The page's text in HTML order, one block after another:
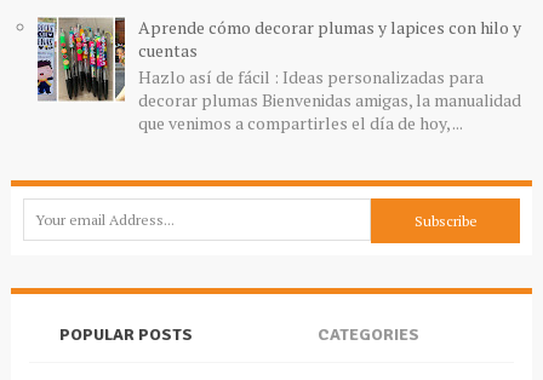
Aprende cómo decorar plumas y lapices con hilo y
cuentas
Hazlo así de fácil : Ideas personalizadas para
decorar plumas Bienvenidas amigas, la manualidad
que venimos a compartirles el día de hoy, ...
POPULAR POSTS CATEGORIES